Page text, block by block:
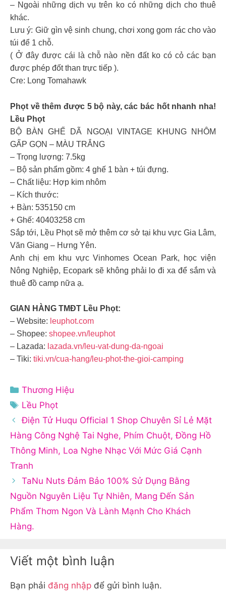
– Ngoài những dịch vụ trên ko có những dịch cho thuê
khác.
Lưu ý: Giữ gìn vệ sinh chung, chơi xong gom rác cho vào
túi để 1 chỗ.
( Ở đây được cái là chỗ nào nền đất ko có cỏ các bạn
được phép đốt than trực tiếp ).
Cre: Long Tomahawk
Phọt về thêm được 5 bộ này, các bác hốt nhanh nha!
Lều Phọt
BỘ BÀN GHẾ DÃ NGOẠI VINTAGE KHUNG NHÔM
GẤP GỌN – MÀU TRẮNG
– Trọng lượng: 7.5kg
– Bộ sản phẩm gồm: 4 ghế 1 bàn + túi đựng.
– Chất liệu: Hợp kim nhôm
– Kích thước:
+ Bàn: 535150 cm
+ Ghế: 40403258 cm
Sắp tới, Lều Phọt sẽ mở thêm cơ sở tại khu vực Gia Lâm,
Văn Giang – Hưng Yên.
Anh chị em khu vực Vinhomes Ocean Park, học viện
Nông Nghiệp, Ecopark sẽ không phải lo đi xa để sắm và
thuê đồ camp nữa ạ.
GIAN HÀNG TMĐT Lều Phọt:
– Website: leuphot.com
– Shopee: shopee.vn/leuphot
– Lazada: lazada.vn/leu-vat-dung-da-ngoai
– Tiki: tiki.vn/cua-hang/leu-phot-the-gioi-camping
Danh
mục
Thương Hiệu
Thẻ
Lều Phọt
Điện Tử Huqu Official 1 Shop Chuyên Sỉ Lẻ Mặt
Hàng Công Nghệ Tai Nghe, Phím Chuột, Đồng Hồ
Thông Minh, Loa Nghe Nhạc Với Mức Giá Cạnh
Tranh
TaNu Nuts Đảm Bảo 100% Sử Dụng Bằng
Nguồn Nguyên Liệu Tự Nhiên, Mang Đến Sản
Phẩm Thơm Ngon Và Lành Mạnh Cho Khách
Hàng.
Viết một bình luận
Bạn phải đăng nhập để gửi bình luận.